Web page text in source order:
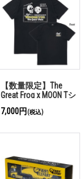
【数量限定】The
Great Frog x MOON Tシ
ャツ (ブラック)
7,000円 (税込)